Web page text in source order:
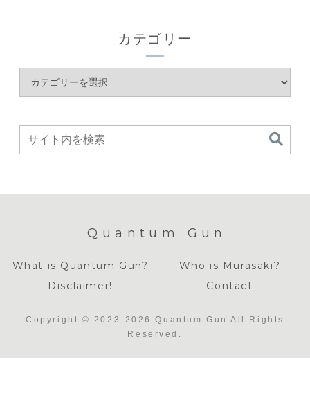
カテゴリー
Quantum Gun
What is Quantum Gun?
Who is Murasaki?
Disclaimer!
Contact
Copyright © 2023-2026 Quantum Gun All Rights
Reserved.